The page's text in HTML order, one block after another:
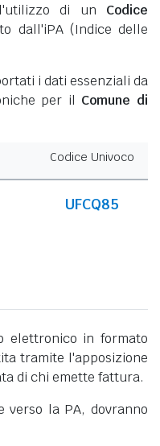
di un Codice
dall'iPA (Indice delle
i dati essenziali da
per il Comune di
Codice Univoco
UFCQ85
elettronico in formato
tramite l'apposizione
di chi emette fattura.
verso la PA, dovranno